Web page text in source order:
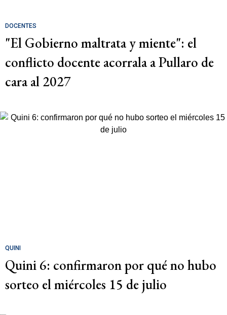
DOCENTES
"El Gobierno maltrata y miente": el
conflicto docente acorrala a Pullaro de
cara al 2027
QUINI
Quini 6: confirmaron por qué no hubo
sorteo el miércoles 15 de julio